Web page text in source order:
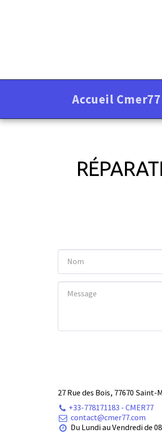
Accueil Cmer77
27 Rue des Bois, 77670 Saint-
+33-778171183 -CMER77
contact@cmer77.com
Du Lundi au Vendredi de